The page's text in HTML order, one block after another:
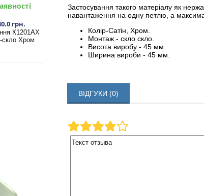
грн.
К1201АХ
скло​ Хром
Застосування такого матеріалу як
навантаження на одну петлю, а
Колір-Сатін, Хром.
Монтаж - скло скло.
Висота виробу - 45 мм.
Ширина вироби - 45 мм.
ВІДГУКИ (0)